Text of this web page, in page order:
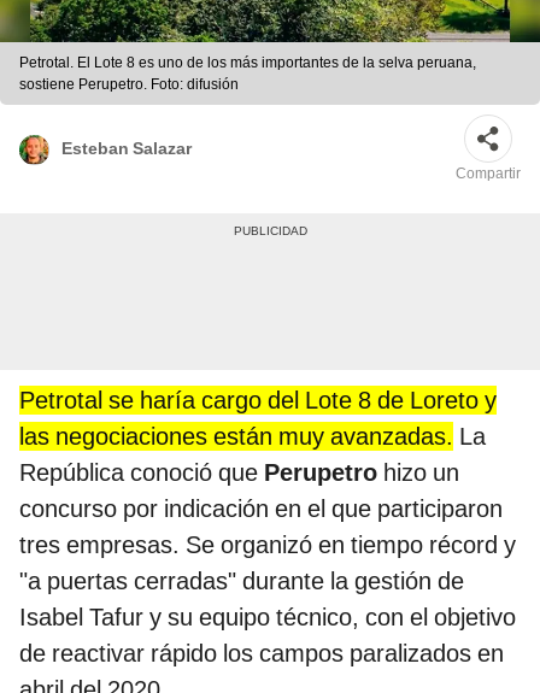
Petrotal. El Lote 8 es uno de los más importantes de la selva peruana,
sostiene Perupetro. Foto: difusión
Esteban Salazar
Compartir
Petrotal se haría cargo del Lote 8 de Loreto y
las negociaciones están muy avanzadas. La
República conoció que Perupetro hizo un
concurso por indicación en el que participaron
tres empresas. Se organizó en tiempo récord y
"a puertas cerradas" durante la gestión de
Isabel Tafur y su equipo técnico, con el objetivo
de reactivar rápido los campos paralizados en